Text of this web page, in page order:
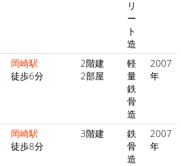
リ
ー
ト
造
岡崎駅
徒歩6分
2階建
2部屋
軽
量
鉄
骨
造
2007
年
岡崎駅
徒歩8分
3階建
鉄
骨
造
2007
年